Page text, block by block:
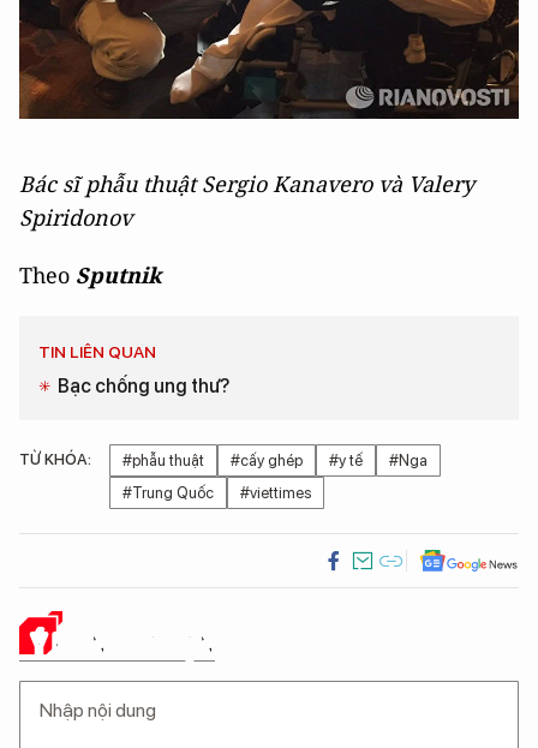
Bác sĩ phẫu thuật Sergio Kanavero và Valery
Spiridonov
Theo Sputnik
TIN LIÊN QUAN
Bạc chống ung thư?
TỪ KHÓA: #phẫu thuật #cấy ghép #y tế
#Nga
#Trung Quốc
#viettimes
Ý KIẾN CỦA BẠN